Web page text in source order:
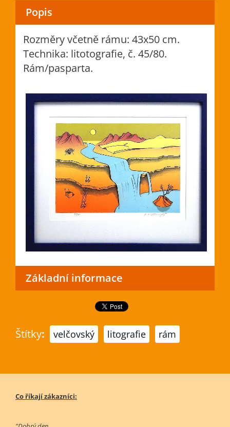
Popis
Rozměry včetně rámu: 43x50 cm.
Technika: litotografie, č. 45/80.
Rám/pasparta.
Základní informace
Štítky: velčovský litografie rám
Co říkají zákazníci: